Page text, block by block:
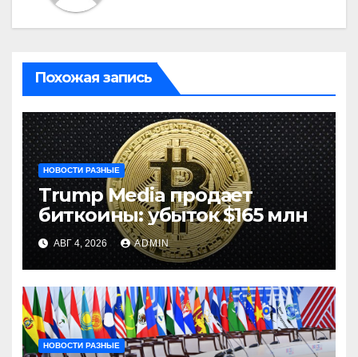
Похожая запись
НОВОСТИ РАЗНЫЕ
Trump Media продает
биткоины: убыток $165 млн
АВГ 4, 2026 ADMIN
НОВОСТИ РАЗНЫЕ